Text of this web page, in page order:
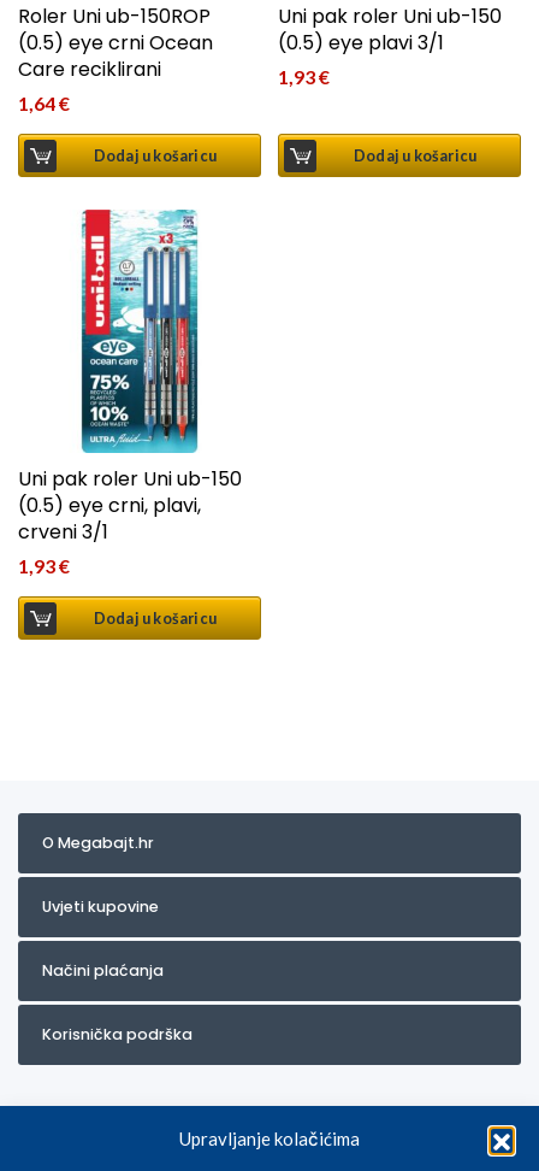
Upravljanje kolačićima
Roler Uni ub-150ROP
(0.5) eye crni Ocean
Care reciklirani
1,64€
Dodaj u košaricu
Uni pak roler Uni ub-150
(0.5) eye plavi 3/1
1,93€
Dodaj u košaricu
Uni pak roler Uni ub-150
(0.5) eye crni, plavi,
crveni 3/1
1,93€
Dodaj u košaricu
O Megabajt.hr
Uvjeti kupovine
Načini plaćanja
Korisnička podrška